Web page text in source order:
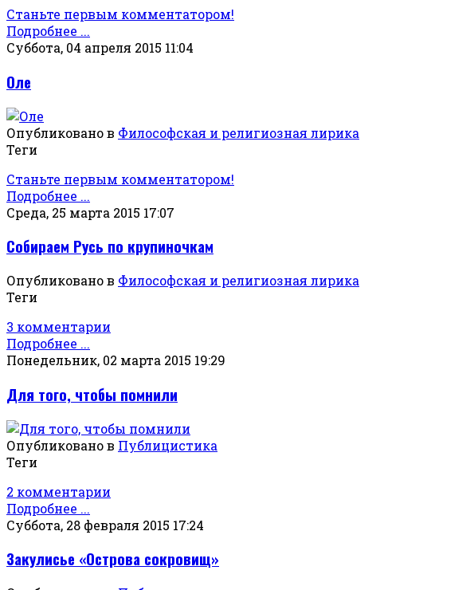
Станьте первым комментатором!
Подробнее ...
Суббота, 04 апреля 2015 11:04
Оле
Опубликовано в Философская и религиозная лирика
Теги
Станьте первым комментатором!
Подробнее ...
Среда, 25 марта 2015 17:07
Собираем Русь по крупиночкам
Опубликовано в Философская и религиозная лирика
Теги
3 комментарии
Подробнее ...
Понедельник, 02 марта 2015 19:29
Для того, чтобы помнили
Опубликовано в Публицистика
Теги
2 комментарии
Подробнее ...
Суббота, 28 февраля 2015 17:24
Закулисье «Острова сокровищ»